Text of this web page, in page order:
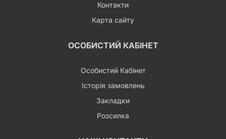
Контакти
Карта сайту
ОСОБИСТИЙ КАБІНЕТ
Особистий Кабінет
Історія замовлень
Закладки
Розсилка